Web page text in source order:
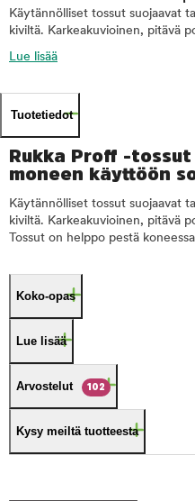
Käytännölliset tossut suojaavat
kiviltä. Karkeakuvioinen, pitävä
Lue lisää
Tuotetiedot
Rukka Proff -
moneen käyttöön
Käytännölliset tossut suojaavat
kiviltä. Karkeakuvioinen, pitävä
Tossut on helppo pestä
Koko-opas
Lue lisää
Arvostelut 102
Kysy meiltä tuotteesta